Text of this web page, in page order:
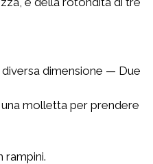
dimensione — Due
molletta per prendere